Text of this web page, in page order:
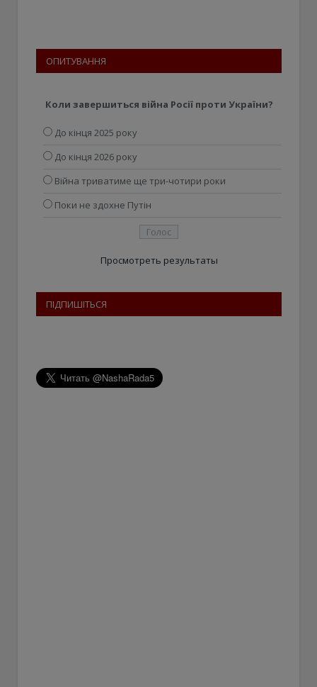
ОПИТУВАННЯ
Коли завершиться війна Росії проти України?
До кінця 2025 року
До кінця 2026 року
Війна триватиме ще три-чотири роки
Поки не здохне Путін
Просмотреть результаты
ПІДПИШІТЬСЯ